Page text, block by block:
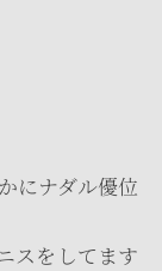
にナダル優位
スをしてます